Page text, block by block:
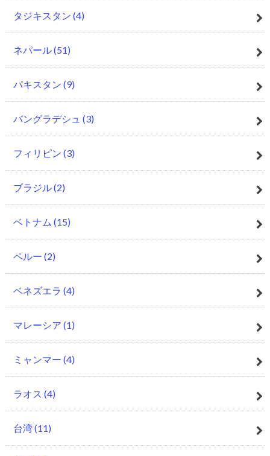
タジキスタン (4)
ネパール(51)
パキスタン (9)
バングラデシュ (3)
フィリピン (3)
ブラジル(2)
ベトナム (15)
ペルー (2)
ベネズエラ (4)
マレーシア (1)
ミャンマー (4)
ラオス (4)
台湾(11)